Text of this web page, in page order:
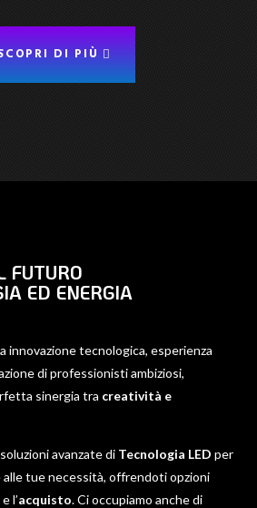
DI PIÙ
FUTURO
ED ENERGIA
innovazione tecnologica, esperienza
di professionisti ambiziosi,
sinergia tra creatività e
avanzate di Tecnologia LED per
tue necessità, offrendoti opzioni
e l’acquisto. Ci occupiamo anche di